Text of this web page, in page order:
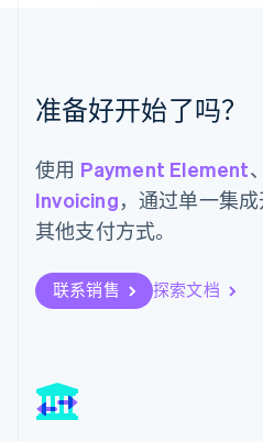
准备好开始了吗？
使用 Payment Element、
Invoicing，通过单一集
其他支付方式。
联系销售 探索文档
挪威
葡萄牙
PortuguêsEnglish
日本
日本語English
瑞典
瑞士
DeutschFrançais
English
斯洛文尼亚